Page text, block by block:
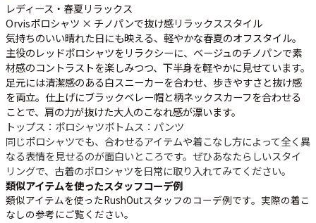
レディース・春夏リラックス
Orvisポロシャツ × チノパンで抜け感リラックススタイル
気持ちのいい晴れた日にも映える、軽やかな春夏のオフスタイル。
主役のレッドポロシャツをリラクシーに、ベージュのチノパンで素
材感のコントラストを楽しみつつ、下半身を軽やかに見せています。
足元には清潔感のある白スニーカーを合わせ、歩きやすさと抜け感
を両立。仕上げにブラックベレー帽と柄ネックスカーフを合わせる
ことで、肩の力が抜けた大人のこなれ感が漂います。
トップス：ポロシャツボトムス：パンツ
同じポロシャツでも、合わせるアイテムや着こなし方によって全く異
なる表情を見せるのが面白いところです。ぜひあなたらしいスタイ
リングで、古着のポロシャツを日常に取り入れてみてください。
類似アイテムを使ったスタッフコーデ例
類似アイテムを使ったRushOutスタッフのコーデ例です。実際の着こ
なしの参考にご覧ください。